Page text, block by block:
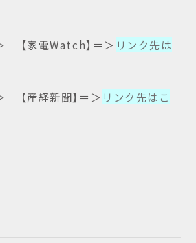
【家電Watch】＝＞ リンク先は
【産経新聞】＝＞ リンク先はこ